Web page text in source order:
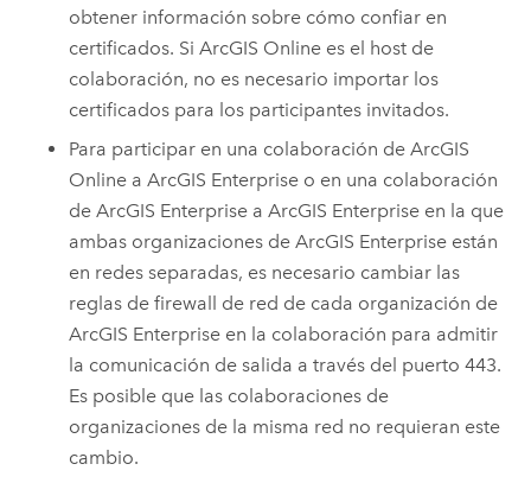
obtener información sobre cómo confiar en
certificados. SiArcGIS Online es el host de
colaboración, no es necesario importar los
certificados para los participantes invitados.
Para participar en una colaboración deArcGIS
Online aArcGIS Enterprise o en una colaboración
deArcGIS Enterprise aArcGIS Enterprise en la que
ambas organizaciones deArcGIS Enterprise están
en redes separadas, es necesario cambiar las
reglas de firewall de red de cada organización de
ArcGIS Enterprise en la colaboración para admitir
la comunicación de salida a través del puerto 443.
Es posible que las colaboraciones de
organizaciones de la misma red no requieran este
cambio.